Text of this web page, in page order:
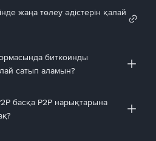
жаңа төлеу әдістерін қалай
биткоинды
сатып аламын?
басқа P2P нарықтарына